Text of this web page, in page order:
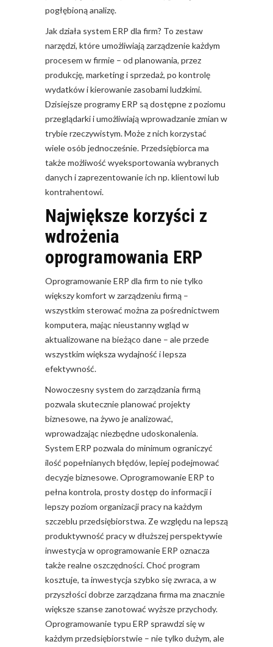
pogłębioną analizę.
Jak działa system ERP dla firm? To zestaw
narzędzi, które umożliwiają zarządzenie każdym
procesem w firmie – od planowania, przez
produkcję, marketing i sprzedaż, po kontrolę
wydatków i kierowanie zasobami ludzkimi.
Dzisiejsze programy ERP są dostępne z poziomu
przeglądarki i umożliwiają wprowadzanie zmian w
trybie rzeczywistym. Może z nich korzystać
wiele osób jednocześnie. Przedsiębiorca ma
także możliwość wyeksportowania wybranych
danych i zaprezentowanie ich np. klientowi lub
kontrahentowi.
Największe korzyści z
wdrożenia
oprogramowania ERP
Oprogramowanie ERP dla firm to nie tylko
większy komfort w zarządzeniu firmą –
wszystkim sterować można za pośrednictwem
komputera, mając nieustanny wgląd w
aktualizowane na bieżąco dane – ale przede
wszystkim większa wydajność i lepsza
efektywność.
Nowoczesny system do zarządzania firmą
pozwala skutecznie planować projekty
biznesowe, na żywo je analizować,
wprowadzając niezbędne udoskonalenia.
System ERP pozwala do minimum ograniczyć
ilość popełnianych błędów, lepiej podejmować
decyzje biznesowe. Oprogramowanie ERP to
pełna kontrola, prosty dostęp do informacji i
lepszy poziom organizacji pracy na każdym
szczeblu przedsiębiorstwa. Ze względu na lepszą
produktywność pracy w dłuższej perspektywie
inwestycja w oprogramowanie ERP oznacza
także realne oszczędności. Choć program
kosztuje, ta inwestycja szybko się zwraca, a w
przyszłości dobrze zarządzana firma ma znacznie
większe szanse zanotować wyższe przychody.
Oprogramowanie typu ERP sprawdzi się w
każdym przedsiębiorstwie – nie tylko dużym, ale